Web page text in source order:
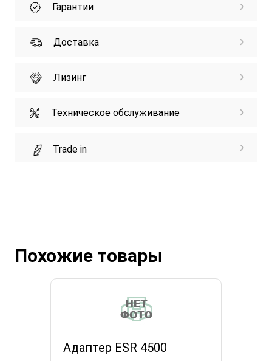
Гарантии
Доставка
Лизинг
Техническое обслуживание
Trade in
Похожие товары
Адаптер ESR 4500